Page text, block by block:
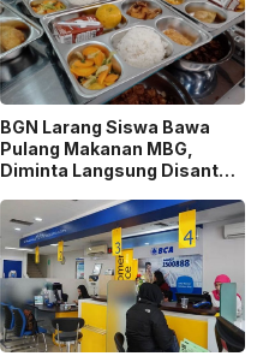
BGN Larang Siswa Bawa
Pulang Makanan MBG,
Diminta Langsung Disantap